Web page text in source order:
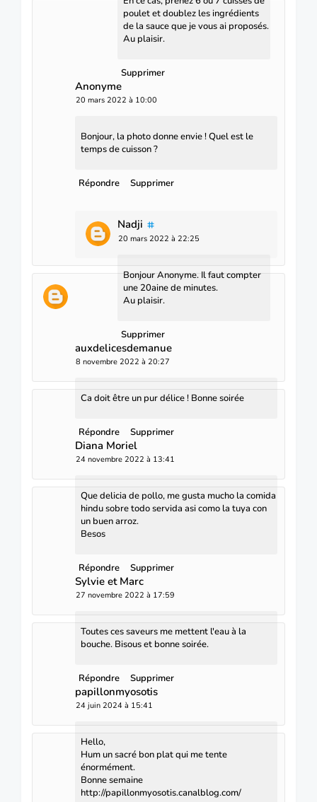
poulet et doublez les ingrédients
de la sauce que je vous ai proposés.
Au plaisir.
Supprimer
Anonyme
20 mars 2022 à 10:00
Bonjour, la photo donne envie ! Quel est le
temps de cuisson ?
Répondre Supprimer
Nadji
20 mars 2022 à 22:25
Bonjour Anonyme. Il faut compter
une 20aine de minutes.
Au plaisir.
Supprimer
auxdelicesdemanue
8 novembre 2022 à 20:27
Ca doit être un pur délice ! Bonne soirée
Répondre Supprimer
Diana Moriel
24 novembre 2022 à 13:41
Que delicia de pollo, me gusta mucho la comida
hindu sobre todo servida asi como la tuya con
un buen arroz.
Besos
Répondre Supprimer
Sylvie et Marc
27 novembre 2022 à 17:59
Toutes ces saveurs me mettent l'eau à la
bouche. Bisous et bonne soirée.
Répondre Supprimer
papillonmyosotis
24 juin 2024 à 15:41
Hello,
Hum un sacré bon plat qui me tente
énormément.
Bonne semaine
http://papillonmyosotis.canalblog.com/